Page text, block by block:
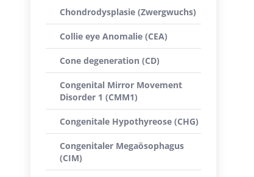
Chondrodysplasie (Zwergwuchs)
Collie eye Anomalie (CEA)
Cone degeneration (CD)
Congenital Mirror Movement
Disorder 1 (CMM1)
Congenitale Hypothyreose (CHG)
Congenitaler Megaösophagus
(CIM)